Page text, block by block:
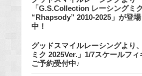
「G.S.Collection レーシングミ
“Rhapsody” 2010-2025」が登
中！
グッドスマイルレーシングより
ミク 2025Ver.」1/7スケールフィ
ご予約受付中♪